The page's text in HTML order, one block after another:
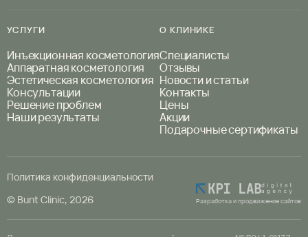
УСЛУГИ
Инъекционная косметология
Аппаратная косметология
Эстетическая косметология
Консультации
Решение проблем
Наши результаты
О КЛИНИКЕ
Специалисты
Отзывы
Новости и статьи
Контакты
Цены
Акции
Подарочные сертификаты
Политика конфиденциальности
© Bunt Clinic, 2026
Разработка и продвижение сайтов